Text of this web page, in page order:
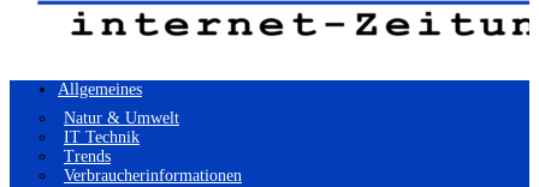
Allgemeines
Natur & Umwelt
IT Technik
Trends
Verbraucherinformationen